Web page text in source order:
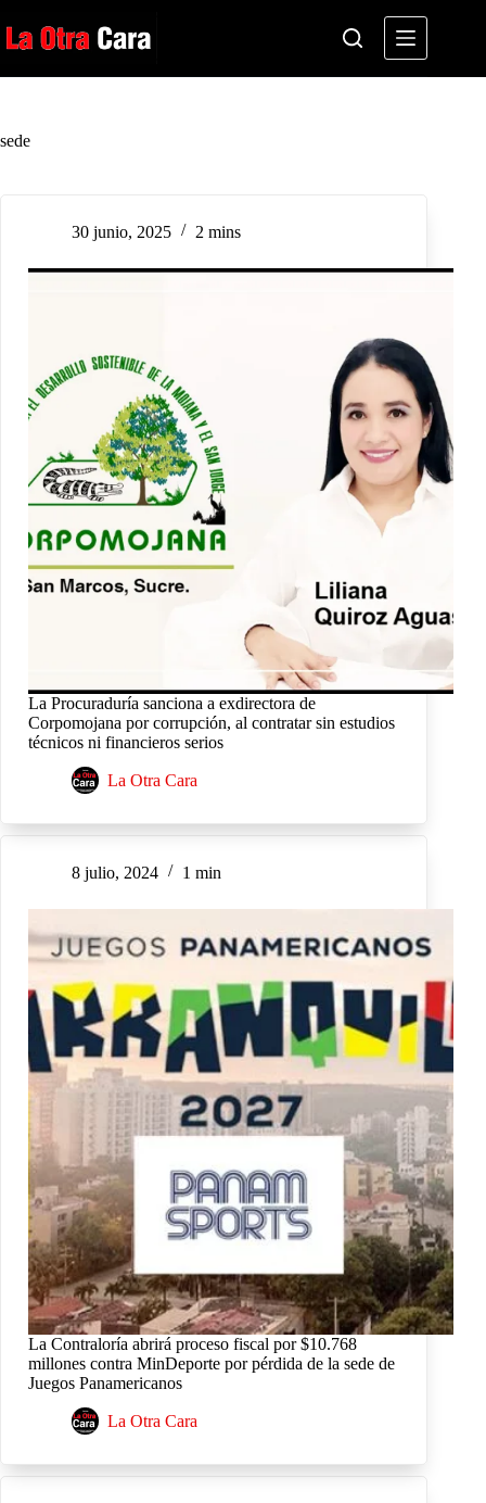
al
contenido
sede
30 junio, 2025 2 mins
La Procuraduría sanciona a exdirectora de
Corpomojana por corrupción, al contratar sin estudios
técnicos ni financieros serios
La Otra Cara
8 julio, 2024 1 min
La Contraloría abrirá proceso fiscal por $10.768
millones contra MinDeporte por pérdida de la sede de
Juegos Panamericanos
La Otra Cara